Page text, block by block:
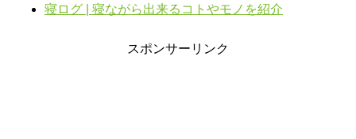
寝ログ | 寝ながら出来るコトやモノを紹介
スポンサーリンク